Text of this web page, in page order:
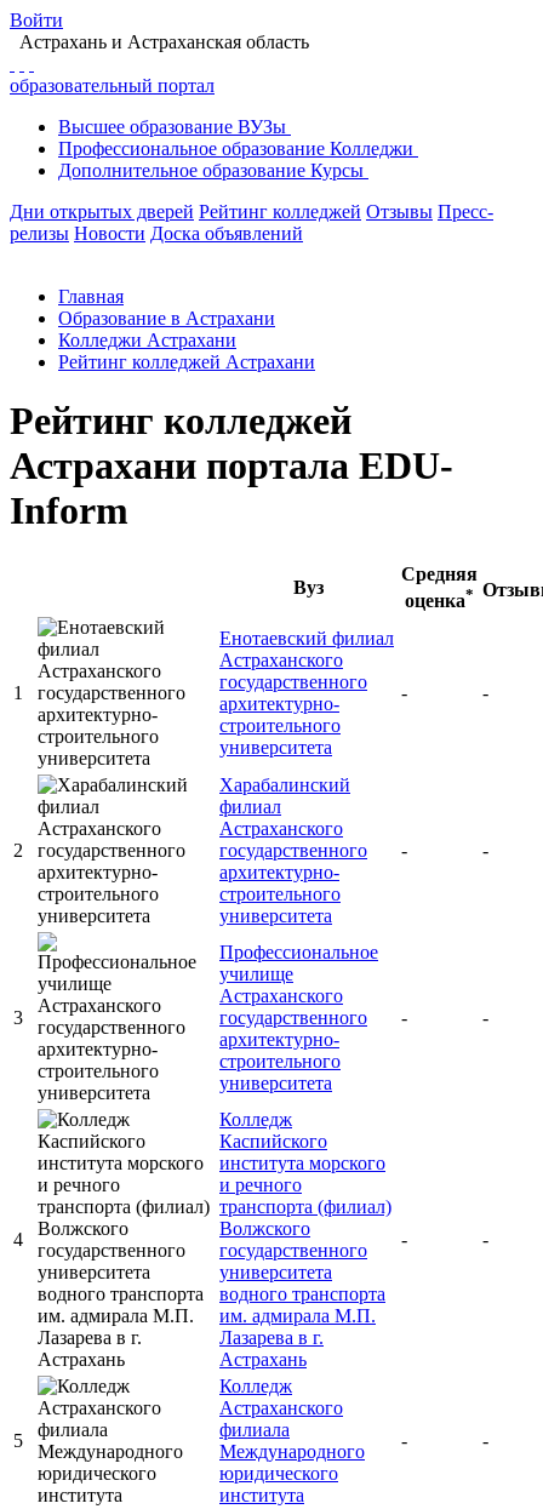
Войти
Астрахань и Астраханская область
образовательный портал
Высшее образование ВУЗы
Профессиональное образование Колледжи
Дополнительное образование Курсы
Дни открытых дверей Рейтинг колледжей Отзывы Пресс-
релизы Новости Доска объявлений
Главная
Образование в Астрахани
Колледжи Астрахани
Рейтинг колледжей Астрахани
Рейтинг колледжей
Астрахани портала EDU-
Inform
Вуз
Средняя
оценка*
1
Енотаевский филиал
Астраханского
государственного
архитектурно-
строительного
университета
- -
2
Харабалинский
филиал
Астраханского
государственного
архитектурно-
строительного
университета
- -
3
Профессиональное
училище
Астраханского
государственного
архитектурно-
строительного
университета
- -
4
Колледж
Каспийского
института морского
и речного
транспорта (филиал)
Волжского
государственного
университета
водного транспорта
им. адмирала М.П.
Лазарева в г.
Астрахань
- -
5
Колледж
Астраханского
филиала
Международного
юридического
института
- -